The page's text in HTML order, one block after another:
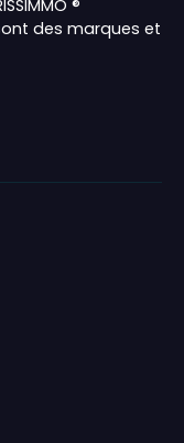
®
® sont des marques et